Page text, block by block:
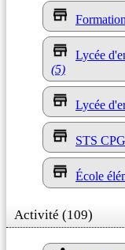
Lycée
(5)
Lycée
STS
École
Activité (109)